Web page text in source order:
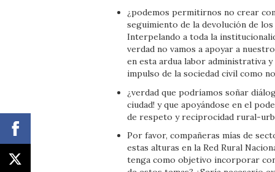
¿podemos permitirnos no crear
seguimiento de la devolución de
Interpelando a toda la
verdad no vamos a apoyar a
en esta ardua labor administrativa
impulso de la sociedad civil como
¿verdad que podríamos soñar
ciudad! y que apoyándose en el
de respeto y reciprocidad rural-
Por favor, compañeras mías de
estas alturas en la Red Rural
tenga como objetivo incorporar